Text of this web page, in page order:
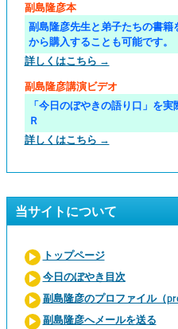
副島隆彦本
副島隆彦先生と弟子たちの書
から購入することも可能です。
詳しくはこちら →
副島隆彦講演ビデオ
「今日のぼやきの語り口」を
Ｒ
詳しくはこちら →
当サイトについて
トップページ
今日のぼやき目次
副島隆彦のプロファイル（
副島隆彦へメールを送る